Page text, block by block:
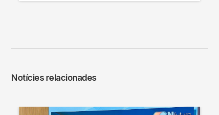
Notícies relacionades